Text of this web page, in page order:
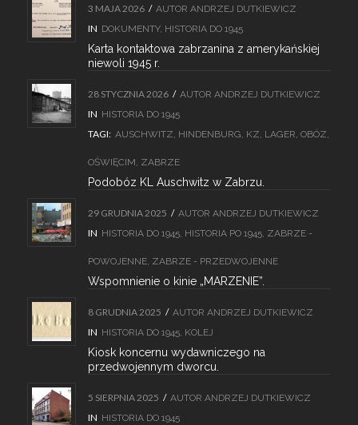
3 MAJA 2026 / AUTOR ANDRZEJ DUTKIEWICZ
IN DOKUMENTY, HISTORIA DO 1945
Karta kontaktowa zabrzanina z amerykańskiej
niewoli 1945 r.
28 STYCZNIA 2026 / AUTOR ANDRZEJ DUTKIEWICZ
IN HISTORIA DO 1945
TAGI: AUSCHWITZ, HINDENBURG, KZ, LAGER, OBÓZ,
OŚWIĘCIM, ZABRZE
Podobóz KL Auschwitz w Zabrzu.
29 GRUDNIA 2025 / AUTOR ANDRZEJ DUTKIEWICZ
IN HISTORIA DO 1945, HISTORIA PO 1945, ZABRZE -
POWOJENNE, ZABRZE - PRZEDWOJENNE
Wspomnienie o kinie „MARZENIE”.
8 GRUDNIA 2025 / AUTOR ANDRZEJ DUTKIEWICZ
IN HISTORIA DO 1945, KOLEJ
Kiosk koncernu wydawniczego na
przedwojennym dworcu.
5 SIERPNIA 2025 / AUTOR ANDRZEJ DUTKIEWICZ
IN HISTORIA DO 1945